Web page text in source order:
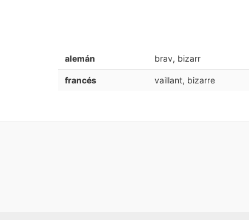
alemán brav, bizarr
francés vaillant, bizarre